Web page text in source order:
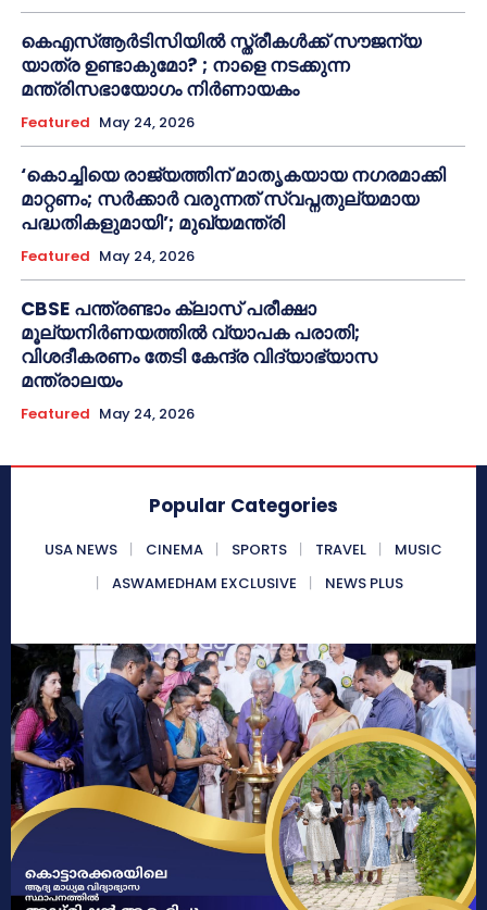
കെഎസ്ആർടിസിയിൽ സ്ത്രീകൾക്ക് സൗജന്യ
യാത്ര ഉണ്ടാകുമോ? ; നാളെ നടക്കുന്ന
മന്ത്രിസഭായോഗം നിർണായകം
Featured May 24, 2026
‘കൊച്ചിയെ രാജ്യത്തിന് മാതൃകയായ നഗരമാക്കി
മാറ്റണം; സർക്കാർ വരുന്നത് സ്വപ്നതുല്യമായ
പദ്ധതികളുമായി’; മുഖ്യമന്ത്രി
Featured May 24, 2026
CBSE പന്ത്രണ്ടാം ക്ലാസ് പരീക്ഷാ
മൂല്യനിർണയത്തിൽ വ്യാപക പരാതി;
വിശദീകരണം തേടി കേന്ദ്ര വിദ്യാഭ്യാസ
മന്ത്രാലയം
Featured May 24, 2026
Popular Categories
USA NEWS CINEMA SPORTS TRAVEL
MUSIC
ASWAMEDHAM EXCLUSIVE
NEWS PLUS